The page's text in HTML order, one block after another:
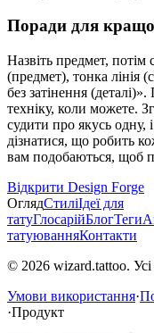
Поради для
Назвіть предмет, потім
(предмет), тонка лінія
без затінення
техніку, коли можете.
судити про якусь одну,
дізнатися, що робить
вам подобаються, щоб
Відкрити Design Forge
ОглядСтиліІдеї для
татуГлосарійБлогТеги
татуюванняКонтакти
© 2026 wizard.tattoo. Усі
Умови використання·
·Продукт